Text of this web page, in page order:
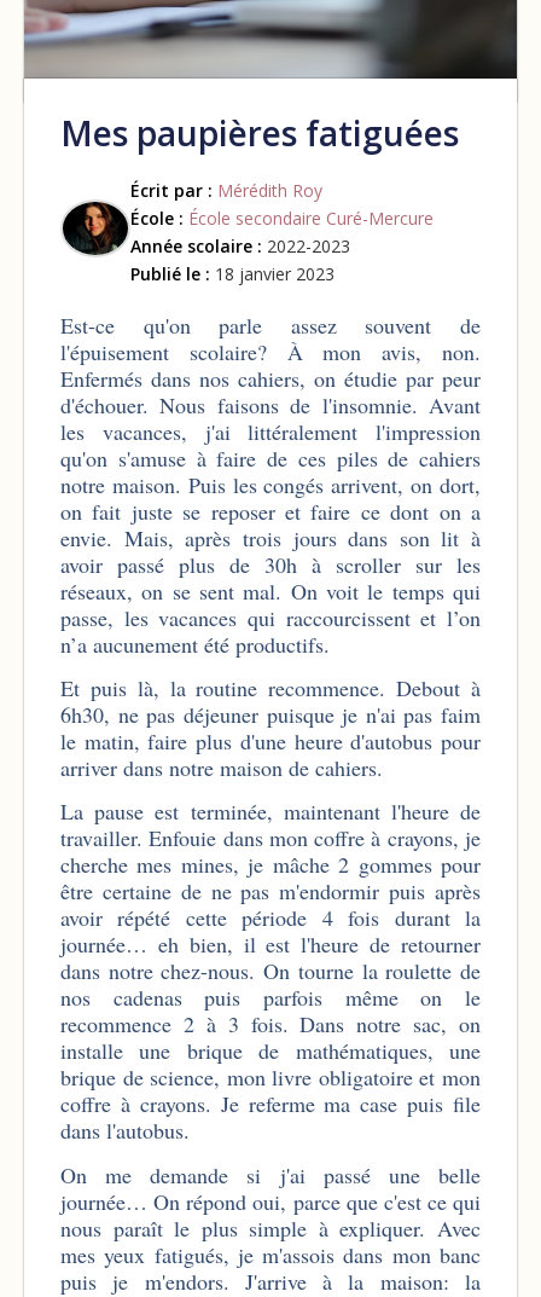
Mes paupières fatiguées
Écrit par : Mérédith Roy
École : École secondaire Curé-Mercure
Année scolaire : 2022-2023
Publié le : 18 janvier 2023
Est-ce qu'on parle assez souvent de
l'épuisement scolaire? À mon avis, non.
Enfermés dans nos cahiers, on étudie par peur
d'échouer. Nous faisons de l'insomnie. Avant
les vacances, j'ai littéralement l'impression
qu'on s'amuse à faire de ces piles de cahiers
notre maison. Puis les congés arrivent, on dort,
on fait juste se reposer et faire ce dont on a
envie. Mais, après trois jours dans son lit à
avoir passé plus de 30h à scroller sur les
réseaux, on se sent mal. On voit le temps qui
passe, les vacances qui raccourcissent et l’on
n’a aucunement été productifs.
Et puis là, la routine recommence. Debout à
6h30, ne pas déjeuner puisque je n'ai pas faim
le matin, faire plus d'une heure d'autobus pour
arriver dans notre maison de cahiers.
La pause est terminée, maintenant l'heure de
travailler. Enfouie dans mon coffre à crayons, je
cherche mes mines, je mâche 2 gommes pour
être certaine de ne pas m'endormir puis après
avoir répété cette période 4 fois durant la
journée… eh bien, il est l'heure de retourner
dans notre chez-nous. On tourne la roulette de
nos cadenas puis parfois même on le
recommence 2 à 3 fois. Dans notre sac, on
installe une brique de mathématiques, une
brique de science, mon livre obligatoire et mon
coffre à crayons. Je referme ma case puis file
dans l'autobus.
On me demande si j'ai passé une belle
journée… On répond oui, parce que c'est ce qui
nous paraît le plus simple à expliquer. Avec
mes yeux fatigués, je m'assois dans mon banc
puis je m'endors. J'arrive à la maison: la